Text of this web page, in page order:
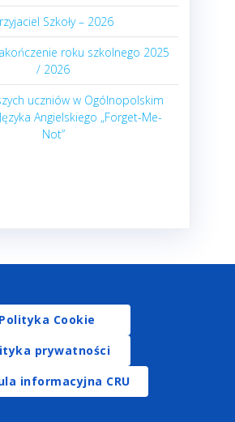
Szkoły – 2026
roku szkolnego 2025
/ 2026
uczniów w Ogólnopolskim
Angielskiego „Forget-Me-
Not”
Cookie
prywatności
informacyjna CRU